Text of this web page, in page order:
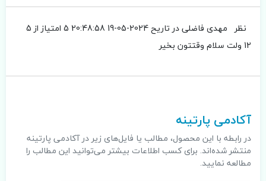
نظر مهدی فاضلیدر تاریح 2024-05-19 20:48:58
5 امتیاز از 5
12 ولت سلام وقتتون بخیر
.
آکادمی پارتینه
در رابطه با این محصول، مطالب یا فایل‌های زیر در آکادمی پارتینه
منتشر شده‌اند. برای کسب اطلاعات بیشتر می‌توانید این مطالب را
مطالعه نمایید.